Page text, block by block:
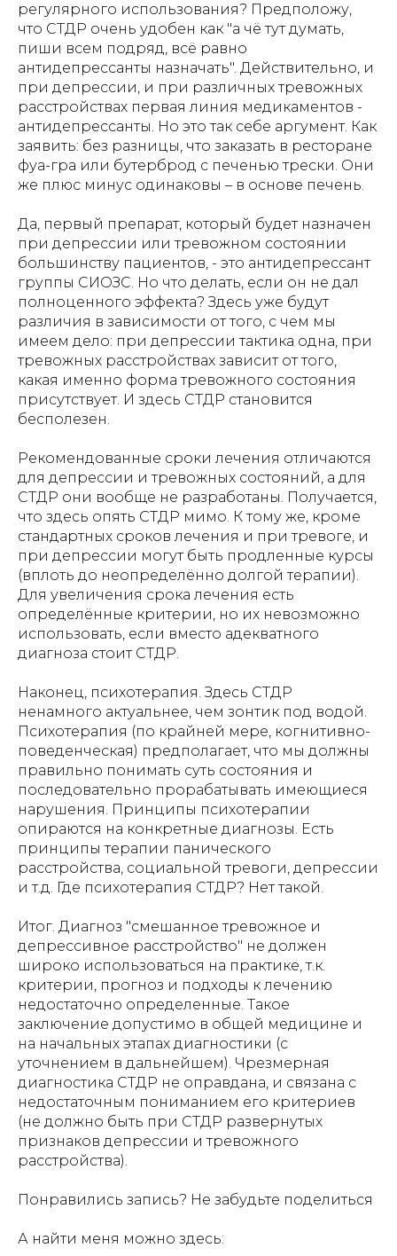
регулярного использования? Предположу,
что СТДР очень удобен как "а чë тут думать,
пиши всем подряд, всё равно
антидепрессанты назначать". Действительно, и
при депрессии, и при различных тревожных
расстройствах первая линия медикаментов -
антидепрессанты. Но это так себе аргумент. Как
заявить: без разницы, что заказать в ресторане
фуа-гра или бутерброд с печенью трески. Они
же плюс минус одинаковы – в основе печень.
Да, первый препарат, который будет назначен
при депрессии или тревожном состоянии
большинству пациентов, - это антидепрессант
группы СИОЗС. Но что делать, если он не дал
полноценного эффекта? Здесь уже будут
различия в зависимости от того, с чем мы
имеем дело: при депрессии тактика одна, при
тревожных расстройствах зависит от того,
какая именно форма тревожного состояния
присутствует. И здесь СТДР становится
бесполезен.
Рекомендованные сроки лечения отличаются
для депрессии и тревожных состояний, а для
СТДР они вообще не разработаны. Получается,
что здесь опять СТДР мимо. К тому же, кроме
стандартных сроков лечения и при тревоге, и
при депрессии могут быть продленные курсы
(вплоть до неопределённо долгой терапии).
Для увеличения срока лечения есть
определённые критерии, но их невозможно
использовать, если вместо адекватного
диагноза стоит СТДР.
Наконец, психотерапия. Здесь СТДР
ненамного актуальнее, чем зонтик под водой.
Психотерапия (по крайней мере, когнитивно-
поведенческая) предполагает, что мы должны
правильно понимать суть состояния и
последовательно прорабатывать имеющиеся
нарушения. Принципы психотерапии
опираются на конкретные диагнозы. Есть
принципы терапии панического
расстройства, социальной тревоги, депрессии
и т.д. Где психотерапия СТДР? Нет такой.
Итог. Диагноз "смешанное тревожное и
депрессивное расстройство" не должен
широко использоваться на практике, т.к.
критерии, прогноз и подходы к лечению
недостаточно определенные. Такое
заключение допустимо в общей медицине и
на начальных этапах диагностики (с
уточнением в дальнейшем). Чрезмерная
диагностика СТДР не оправдана, и связана с
недостаточным пониманием его критериев
(не должно быть при СТДР развернутых
признаков депрессии и тревожного
расстройства).
Понравились запись? Не забудьте поделиться
А найти меня можно здесь: